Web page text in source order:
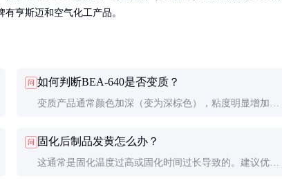
亨斯迈和空气化工产品。
问 如何判断BEA-640是否变质？
变质产品通常颜色加深（变为深棕色），粘度明显增加，
混合，观察固化速度和固化后性能是否正常。
问 固化后制品发黄怎么办？
这通常是固化温度过高或固化时间过长导致的。建议优化